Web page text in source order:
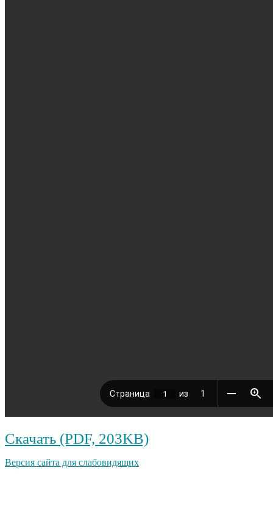
Скачать (PDF, 203KB)
Версия сайта для слабовидящих